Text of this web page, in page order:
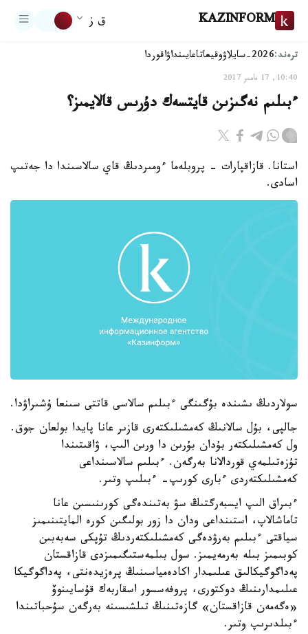
KAZINFORM ق ز
ترەند:2026-سايلاۋ وقيعاتاعايىنداۋاقوردا
10:40, 17 مامىر 2017
ءبىلىم نەگىزىن قايتسەك دۇرىس قالايمىز؟
استانا. قازاقپارات - پروبلەما ءومىردىڭ قاي سالاسىندا دا جەتىپ
اسادى.
سولاردىڭ ىشىندە بۇگىنگى ءبىلىم سالاسى قاتتى سىنعا ۇشىراۋدا.
جالپى، بۇل سالانىڭ كەمشىلىكتەرى قازىر عانا پايدا بولعان جوق.
ول كەمشىلىكتەر بۇدان بۇرىن دا ورىن الىپ، ۋاقىتىندا
تۇزەتىلمەي قوردالانا بەرگەن. ءبىلىم سالاسىنداعى
كەمشىلىكتەردى ءبارى كورىپ- ءبىلىپ وتىر.
ءبىراق الىپ ايسبەرگتىڭ سۋ بەتىندەگى كورىنىسىن عانا
تاماشالاپ، استىنداعى ودان دا زور بولىگىن كورە المايتىنىمىز
سياقتى ءبىلىم بەرۋدەگى كەمشىلىكتەردىڭ تۇپكى سەبەبىن
كوبىمىز بىلە بەرمەيمىز. سول بىلمەستىگىمىزدى قازاقستان
پەداگوگيكالىق عىلىمدار اكادەمياسىنىڭ پرەزيدەنتى، پەداگوگيكا
عىلىمدارىنىڭ دوكتورى، پروفەسسور اسقاربەك قۇسايىنوۆ
«ەگەمەن قازاقستان» گازەتىنىڭ تىلشىسىنە بەرگەن سۇحباتىندا
ءبىلدىرىپ وتىر.